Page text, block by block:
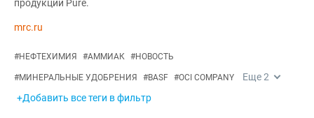
продукции Pure.
mrc.ru
#НЕФТЕХИМИЯ #АММИАК #НОВОСТЬ
#МИНЕРАЛЬНЫЕ УДОБРЕНИЯ #BASF #OCI COMPANY Еще2
+Добавить все теги в фильтр